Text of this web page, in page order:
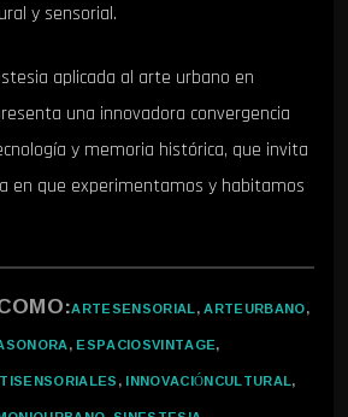
y sensorial.
aplicada al arte urbano en
una innovadora convergencia
y memoria histórica, que invita
en que experimentamos y habitamos
ARTESENSORIAL,ARTEURBANO,
,ESPACIOSVINTAGE,
,INNOVACIÓNCULTURAL,